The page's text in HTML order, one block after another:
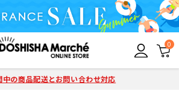
0
中の商品配送とお問い合わせ対応